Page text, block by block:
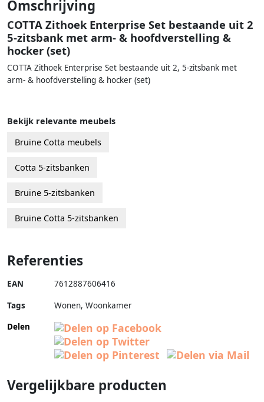
Omschrijving
COTTA Zithoek Enterprise Set bestaande uit 2
5-zitsbank met arm- & hoofdverstelling &
hocker (set)
COTTA Zithoek Enterprise Set bestaande uit 2, 5-zitsbank met
arm- & hoofdverstelling & hocker (set)
Bekijk relevante meubels
Bruine Cotta meubels
Cotta 5-zitsbanken
Bruine 5-zitsbanken
Bruine Cotta 5-zitsbanken
Referenties
EAN 7612887606416
Tags
Wonen, Woonkamer
Delen
Vergelijkbare producten